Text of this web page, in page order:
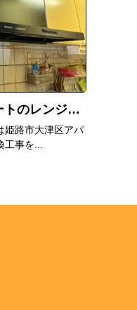
ジフード交換
姫路市大津区アパ
事を...